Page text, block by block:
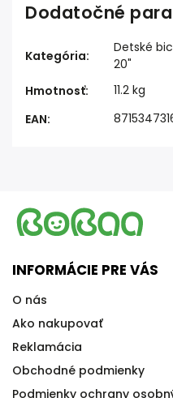
Dodatočné
Kategória:
Detské
20"
Hmotnosť:
11.2 kg
EAN:
INFORMÁCIE PRE VÁS
O nás
Ako nakupovať
Reklamácia
Obchodné podmienky
Podmienky ochrany